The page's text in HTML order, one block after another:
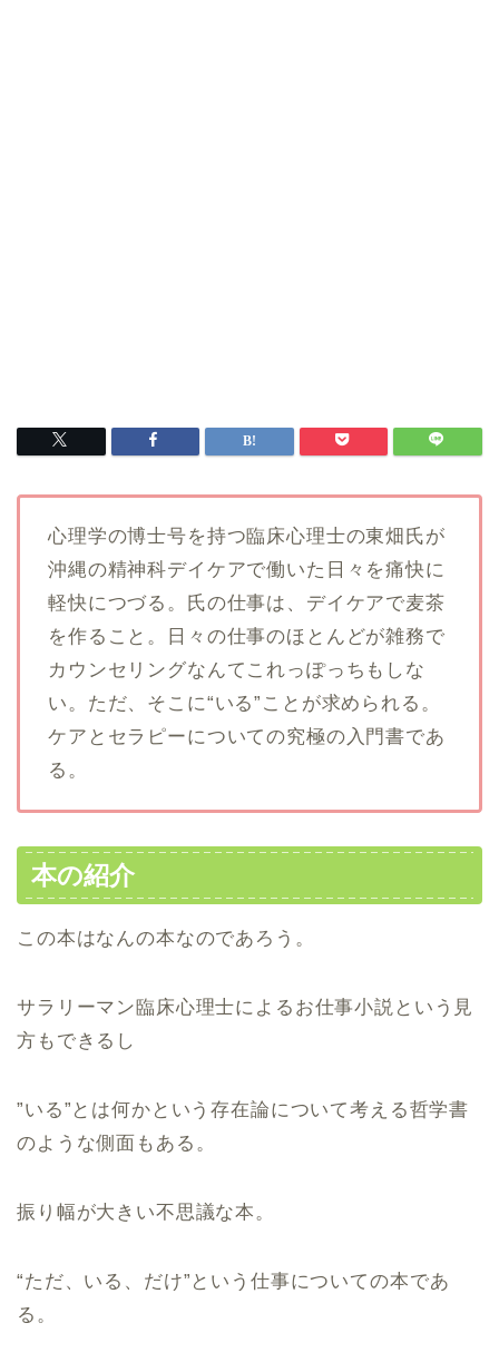
心理学の博士号を持つ臨床心理士の東畑氏が
沖縄の精神科デイケアで働いた日々を痛快に
軽快につづる。氏の仕事は、デイケアで麦茶
を作ること。日々の仕事のほとんどが雑務で
カウンセリングなんてこれっぽっちもしな
い。ただ、そこに“いる” ことが求められる。
ケアとセラピーについての究極の入門書であ
る。
本の紹介
この本はなんの本なのであろう。
サラリーマン臨床心理士によるお仕事小説という見
方もできるし
”いる” とは何かという存在論について考える哲学書
のような側面もある。
振り幅が大きい不思議な本。
“ただ、いる、だけ” という仕事についての本であ
る。